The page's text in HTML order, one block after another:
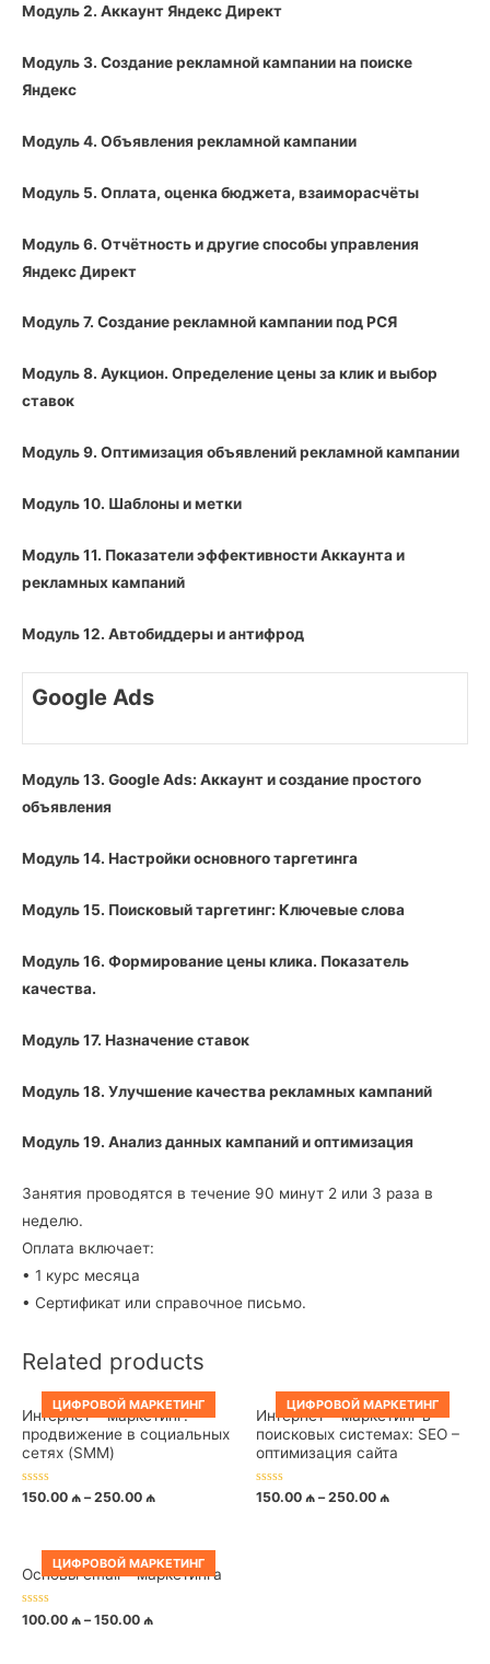
Модуль 2. Аккаунт Яндекс Директ
Модуль 3. Создание рекламной кампании на поиске
Яндекс
Модуль 4. Объявления рекламной кампании
Модуль 5. Оплата, оценка бюджета, взаиморасчёты
Модуль 6. Отчётность и другие способы управления
Яндекс Директ
Модуль 7. Создание рекламной кампании под РСЯ
Модуль 8. Аукцион. Определение цены за клик и выбор
ставок
Модуль 9. Оптимизация объявлений рекламной кампании
Модуль 10. Шаблоны и метки
Модуль 11. Показатели эффективности Аккаунта и
рекламных кампаний
Модуль 12. Автобиддеры и антифрод
Google Ads
Модуль 13. Google Ads: Аккаунт и создание простого
объявления
Модуль 14. Настройки основного таргетинга
Модуль 15. Поисковый таргетинг: Ключевые слова
Модуль 16. Формирование цены клика. Показатель
качества.
Модуль 17. Назначение ставок
Модуль 18. Улучшение качества рекламных кампаний
Модуль 19. Анализ данных кампаний и оптимизация
Занятия проводятся в течение 90 минут 2 или 3 раза в
неделю.
Оплата включает:
• 1 курс месяца
• Сертификат или справочное письмо.
Related products
ЦИФРОВОЙ МАРКЕТИНГ
Интернет – маркетинг:
продвижение в социальных
сетях (SMM)
Rated
150.00 ₼ –250.00 ₼
ЦИФРОВОЙ МАРКЕТИНГ
Интернет – маркетинг в
поисковых системах: SEO –
оптимизация сайта
Rated
150.00 ₼ –250.00 ₼
ЦИФРОВОЙ МАРКЕТИНГ
Основы email – маркетинга
Rated
0
100.00 ₼ –150.00 ₼